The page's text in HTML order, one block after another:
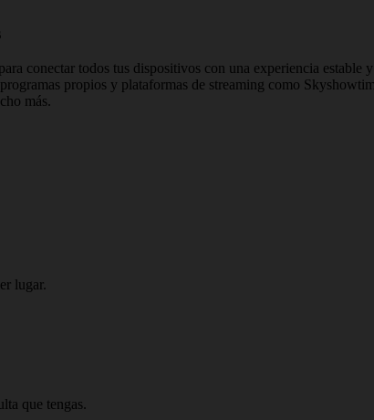
conectar todos tus dispositivos con una experiencia estable
propios y plataformas de streaming como
más.
lugar.
que tengas.